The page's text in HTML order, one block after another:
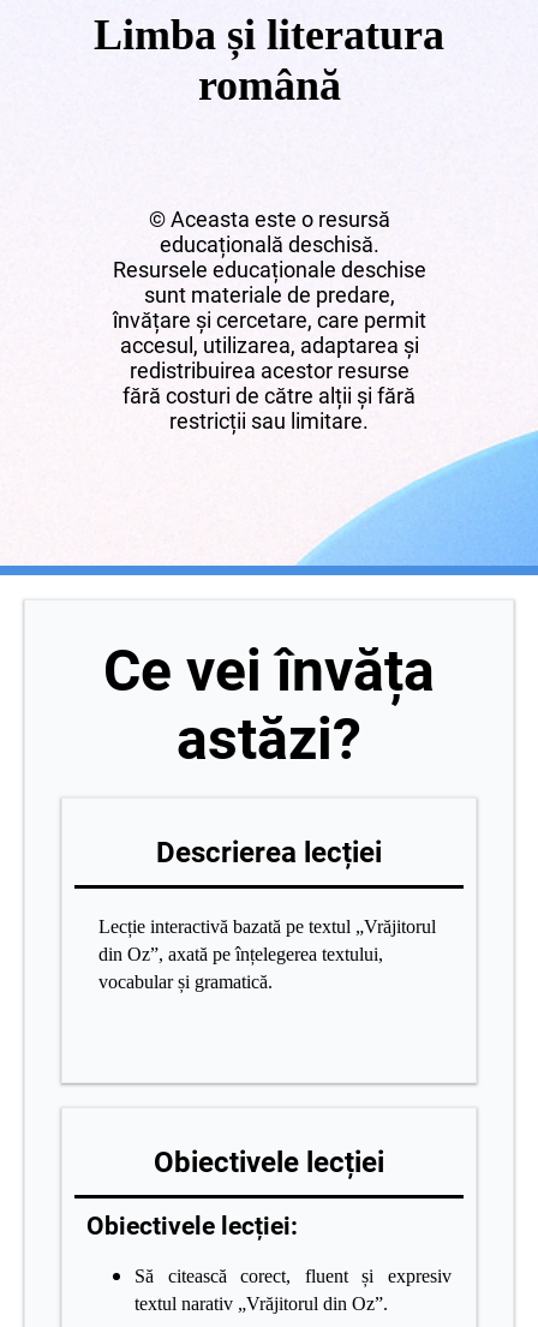
Limba și literatura
română
© Aceasta este o resursă
educațională deschisă.
Resursele educaționale deschise
sunt materiale de predare,
învățare și cercetare, care permit
accesul, utilizarea, adaptarea și
redistribuirea acestor resurse
fără costuri de către alții și fără
restricții sau limitare.
Ce vei învăța
astăzi?
Descrierea lecției
Lecție interactivă bazată pe textul „Vrăjitorul
din Oz”, axată pe înțelegerea textului,
vocabular și gramatică.
Obiectivele lecției
Obiectivele lecției:
Să citească corect, fluent și expresiv
textul narativ „Vrăjitorul din Oz”.